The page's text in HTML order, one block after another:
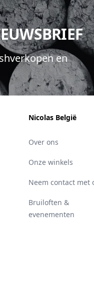
en
Nicolas België
Over ons
Onze winkels
Neem contact met
Bruiloften &
evenementen